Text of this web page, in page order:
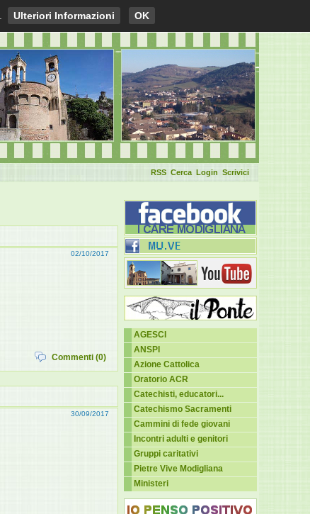
Scrivici
Login
Cerca
RSS
02/10/2017
Commenti (0)
30/09/2017
AGESCI
ANSPI
Azione Cattolica
Oratorio ACR
Catechisti, educatori...
Catechismo Sacramenti
Cammini di fede giovani
Incontri adulti e genitori
Gruppi caritativi
Pietre Vive Modigliana
Ministeri
Ulteriori Informazioni OK